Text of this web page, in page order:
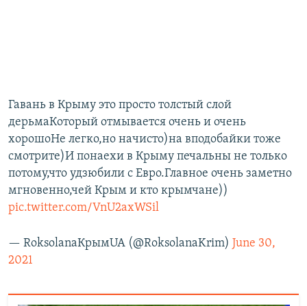
Гавань в Крыму это просто толстый слой
дерьмаКоторый отмывается очень и очень
хорошоНе легко,но начисто)на вподобайки тоже
смотрите)И понаехи в Крыму печальны не только
потому,что удзюбили с Евро.Главное очень заметно
мгновенно,чей Крым и кто крымчане))
pic.twitter.com/VnU2axWSil
— RoksolanaКрымUA (@RoksolanaKrim) June 30,
2021